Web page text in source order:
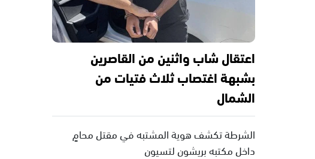
اعتقال شاب واثنين من القاصرين
بشبهة اغتصاب ثلاث فتيات من
الشمال
الشرطة تكشف هوية المشتبه في مقتل محامٍ
داخل مكتبه بريشون لتسيون